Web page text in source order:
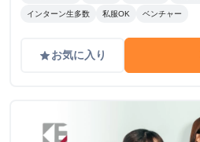
インターン生多数 私服OK ベンチャー
gradeお気に入り